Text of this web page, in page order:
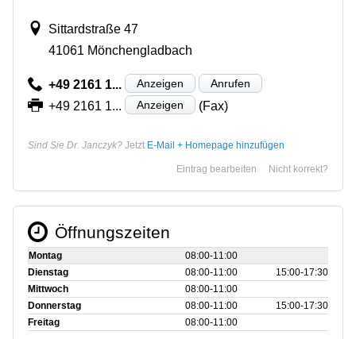
Sittardstraße 47
41061 Mönchengladbach
+49 2161 1... Anzeigen Anrufen
+49 2161 1... Anzeigen (Fax)
Sind Sie Dr. Janczyk? Jetzt E-Mail + Homepage hinzufügen
Nicht korrekt?
Eintrag bearbeiten
Öffnungszeiten
Montag
08:00‑11:00
Dienstag
08:00‑11:00
15:00‑17:30
Mittwoch
08:00‑11:00
Donnerstag
08:00‑11:00
15:00‑17:30
Freitag
08:00‑11:00